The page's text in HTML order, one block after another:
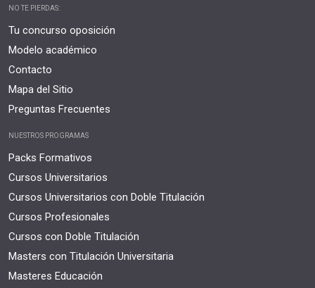
NO TE PIERDAS:
Tu concurso oposición
Modelo académico
Contacto
Mapa del Sitio
Preguntas Frecuentes
NUESTROS PROGRAMAS
Packs Formativos
Cursos Universitarios
Cursos Universitarios con Doble Titulación
Cursos Profesionales
Cursos con Doble Titulación
Masters con Titulación Universitaria
Masteres Educación